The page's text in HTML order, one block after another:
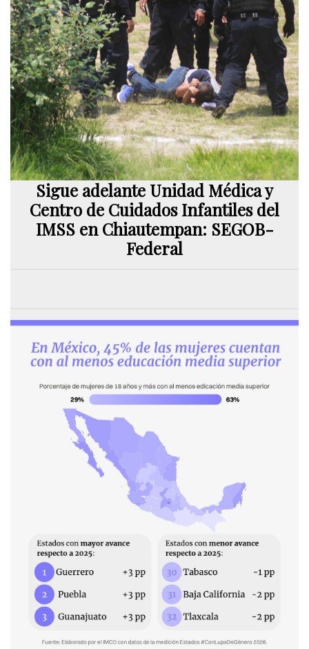
Sigue adelante Unidad Médica y
Centro de Cuidados Infantiles del
IMSS en Chiautempan: SEGOB-
Federal